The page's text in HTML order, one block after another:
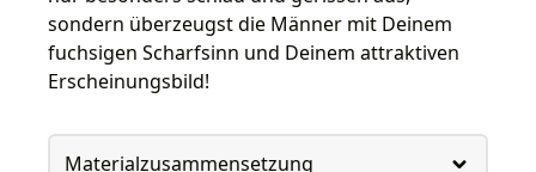
sondern überzeugst die Männer mit Deinem
fuchsigen Scharfsinn und Deinem attraktiven
Erscheinungsbild!
Materialzusammensetzung